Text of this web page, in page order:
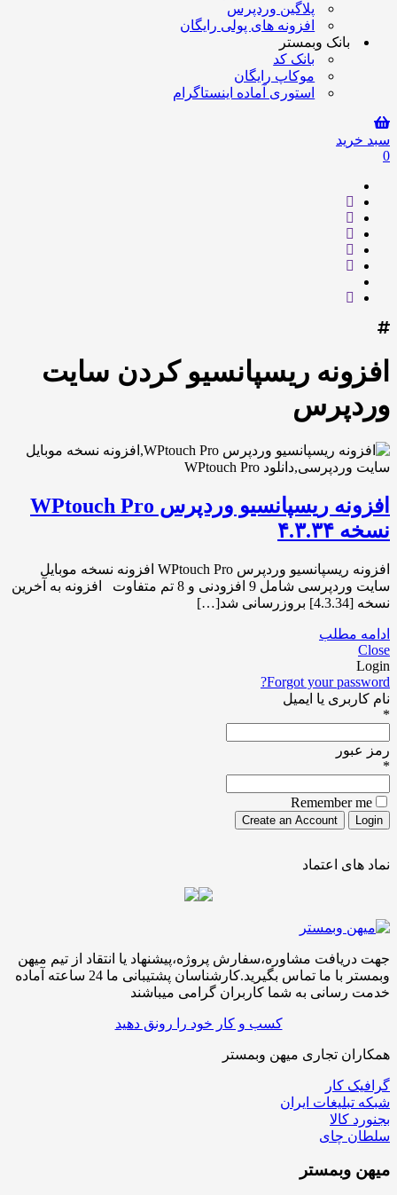
پلاگین وردپرس
افزونه های پولی رایگان
بانک وبمستر
بانک کد
موکاپ رایگان
استوری آماده اینستاگرام
سبد خرید
0
افزونه ریسپانسیو کردن سایت
وردپرس
افزونه ریسپانسیو وردپرس WPtouch Pro
نسخه ۴.۳.۳۴
افزونه ریسپانسیو وردپرس WPtouch Pro افزونه نسخه موبایل
سایت وردپرسی شامل 9 افزودنی و 8 تم متفاوت افزونه به آخرین
نسخه [4.3.34] بروزرسانی شد[…]
ادامه مطلب
Close
Login
Forgot your password?
نام کاربری یا ایمیل
*
رمز عبور
*
Remember me
نماد های اعتماد
جهت دریافت مشاوره،سفارش پروژه،پیشنهاد یا انتقاد از تیم میهن
وبمستر با ما تماس بگیرید.کارشناسان پشتیبانی ما 24 ساعته آماده
خدمت رسانی به شما کاربران گرامی میباشند
کسب و کار خود را رونق دهید
همکاران تجاری میهن وبمستر
گرافیک کار
شبکه تبلیغات ایران
بجنورد کالا
سلطان چای
میهن وبمستر